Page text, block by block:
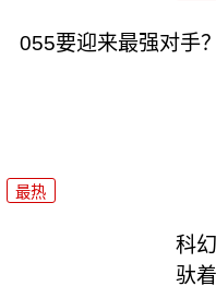
055要迎来最强对手
最热
科
驮